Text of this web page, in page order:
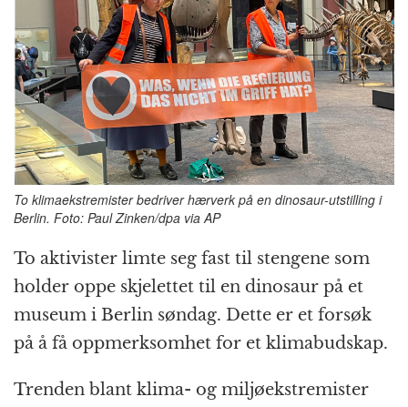
o
k
e
r
p
at m
To klimaekstremister bedriver hærverk på en dinosaur-utstilling i
Berlin. Foto: Paul Zinken/dpa via AP
To aktivister limte seg fast til stengene som
holder oppe skjelettet til en dinosaur på et
museum i Berlin søndag. Dette er et forsøk
på å få oppmerksomhet for et klimabudskap.
Trenden blant klima- og miljøekstremister